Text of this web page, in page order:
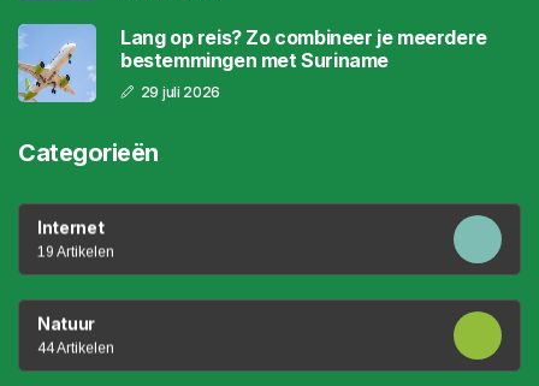
Lang op reis? Zo combineer je meerdere
bestemmingen met Suriname
29 juli 2026
Categorieën
Internet
19 Artikelen
Natuur
44 Artikelen